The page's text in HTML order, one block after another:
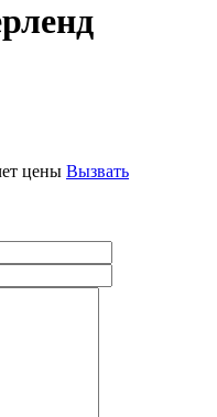
цены Вызвать